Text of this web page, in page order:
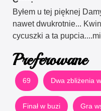
Byłem u tej pięknej
nawet dwukrotnie...
cycuszki a ta
Preferowane
69 Dwa zbliżenia
Finał w buzi Gra